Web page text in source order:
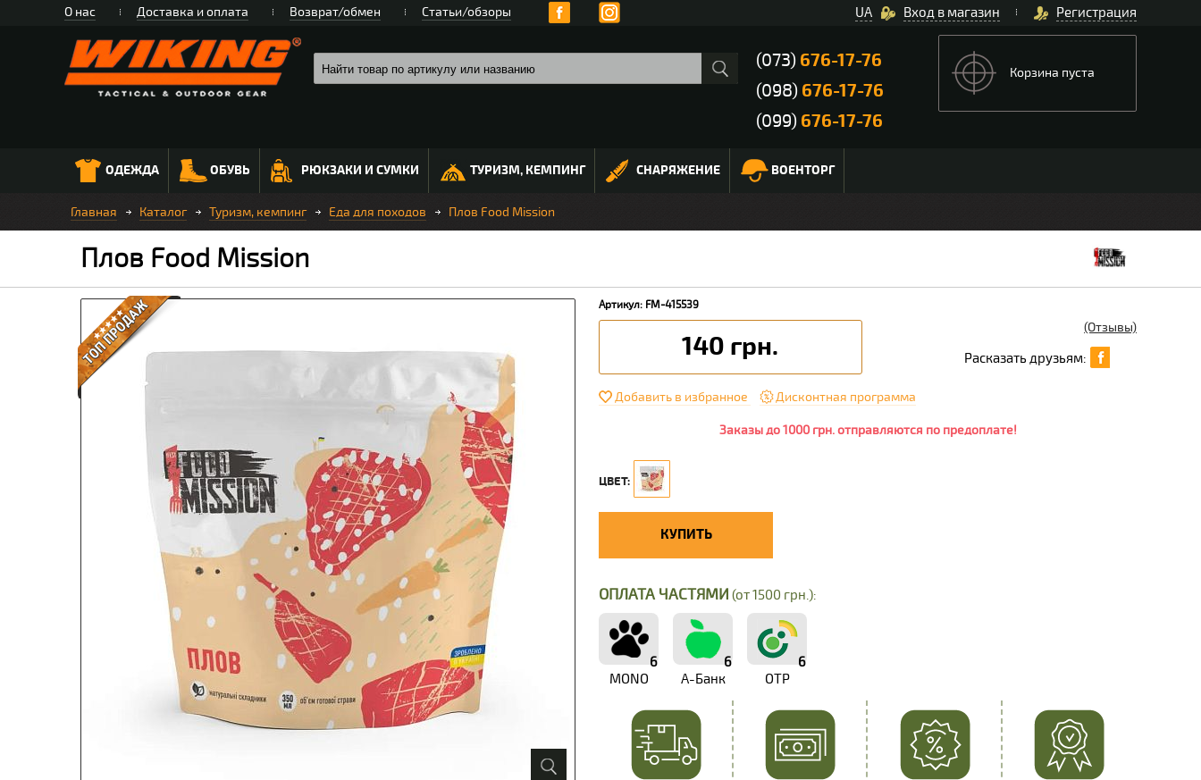
О нас Доставка и оплата Возврат/обмен Статьи/обзоры Вход в магазин Регистрация
UA
(073) 676-17-76
(098) 676-17-76
(099) 676-17-76
Корзина пуста
ОДЕЖДА ОБУВЬ РЮКЗАКИ И СУМКИ ТУРИЗМ, КЕМПИНГ СНАРЯЖЕНИЕ ВОЕНТОРГ
Главная Каталог Туризм, кемпинг Еда для походов Плов Food Mission
Плов Food Mission
Артикул: FM-415539
140 грн.
(Отзывы)
Расказать друзьям:
Добавить в избранное Дисконтная программа
Заказы до 1000 грн. отправляются по предоплате!
ЦВЕТ:
КУПИТЬ
ОПЛАТА ЧАСТЯМИ (от 1500 грн.):
6
MONO
6
А-Банк
6
OTP